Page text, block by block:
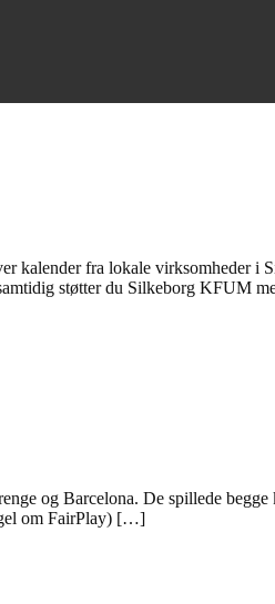
kalender fra lokale virksomheder
støtter du Silkeborg KFUM
og Barcelona. De spillede
om FairPlay) […]